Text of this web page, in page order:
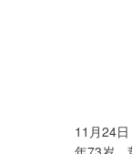
11月24